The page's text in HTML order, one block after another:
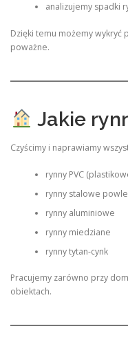
analizujemy spadki
Dzięki temu możemy wykryć
poważne.
Jakie
Czyścimy i naprawiamy
rynny PVC
rynny stalowe
rynny aluminiowe
rynny miedziane
rynny tytan-cynk
Pracujemy zarówno przy
obiektach.